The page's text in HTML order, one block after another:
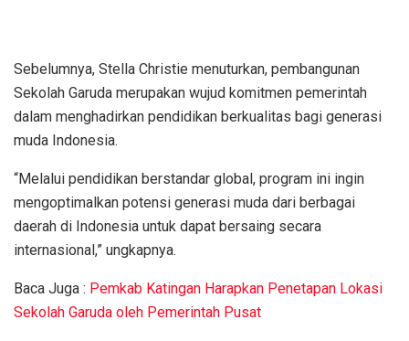
Sebelumnya, Stella Christie menuturkan, pembangunan
Sekolah Garuda merupakan wujud komitmen pemerintah
dalam menghadirkan pendidikan berkualitas bagi generasi
muda Indonesia.
“Melalui pendidikan berstandar global, program ini ingin
mengoptimalkan potensi generasi muda dari berbagai
daerah di Indonesia untuk dapat bersaing secara
internasional,” ungkapnya.
Baca Juga : Pemkab Katingan Harapkan Penetapan Lokasi
Sekolah Garuda oleh Pemerintah Pusat